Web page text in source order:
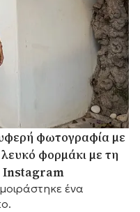
φωτογραφία με
φορμάκι με τη
Instagram
ένα